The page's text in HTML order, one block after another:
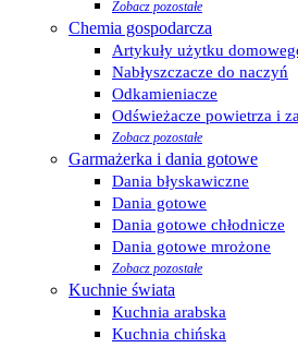
Zobacz pozostałe
Chemia gospodarcza
Artykuły użytku
Nabłyszczacze do naczyń
Odkamieniacze
Odświeżacze powietrza i
Zobacz pozostałe
Garmażerka i dania gotowe
Dania błyskawiczne
Dania gotowe
Dania gotowe chłodnicze
Dania gotowe mrożone
Zobacz pozostałe
Kuchnie świata
Kuchnia arabska
Kuchnia chińska